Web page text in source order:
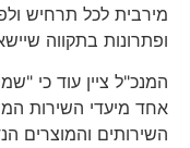
מירבית לכל תרחיש
ופתרונות בתקווה
המנכ"ל ציין עוד כי
אחד מיעדי השירות
השירותים והמוצרים